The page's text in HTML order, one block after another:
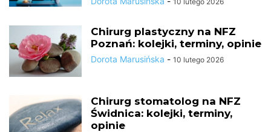
Chirurg plastyczny na NFZ
Poznań: kolejki, terminy, opinie
Dorota Marusińska - 10 lutego 2026
Chirurg stomatolog na NFZ
Świdnica: kolejki, terminy,
opinie